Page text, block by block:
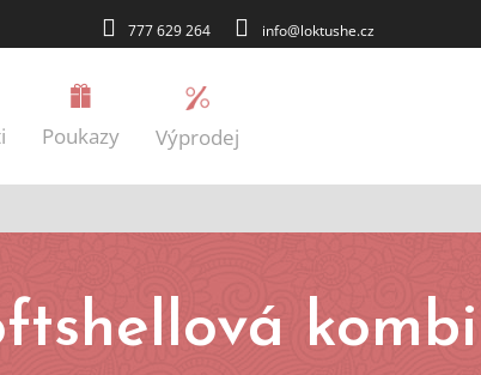
777 629 264 info@loktushe.cz
Poukazy Výprodej